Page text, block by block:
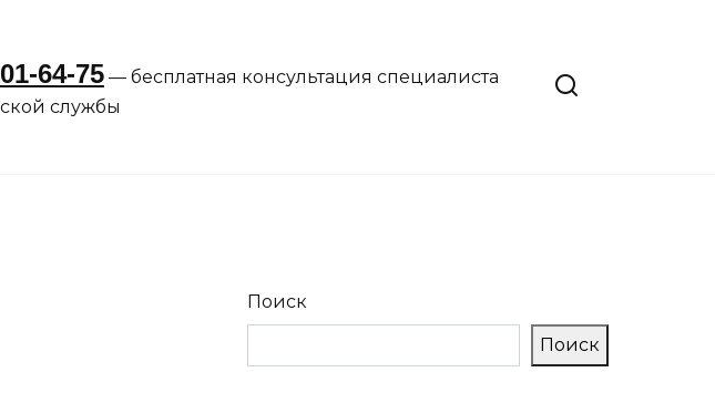
64-75— бесплатная консультация специалиста
службы
Поиск
Поиск